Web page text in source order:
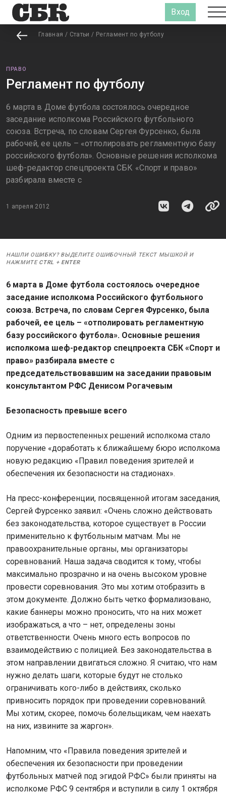
Вход
Главная / Статьи / Регламент по футболу
ПРАВО
Регламент по футболу
6 марта в Доме футбола состоялось очередное
заседание исполкома Российского футбольного
союза. Встреча, по словам Сергея Фурсенко, была
рабочей, ее цель – «отполировать регламентную базу
российского футбола». Основные решения исполкома
шеф-редактор спецпроекта СБК «Спорт и право»
разбирала вместе с
1 апреля 2012
НАШЛИ ОШИБКУ? ВЫДЕЛИТЕ ОШИБОЧНЫЙ ТЕКСТ МЫШКОЙ И
НАЖМИТЕ CTRL + ENTER
6 марта в Доме футбола состоялось очередное
заседание исполкома Российского футбольного
союза. Встреча, по словам Сергея Фурсенко, была
рабочей, ее цель – «отполировать регламентную
базу российского футбола». Основные решения
исполкома шеф-редактор спецпроекта СБК «Спорт и
право» разбирала вместе с
председательствовавшим на заседании правовым
консультантом РФС Денисом Рогачевым
Безопасность превыше всего
Одним из первостепенных решений исполкома стало
поручение «доработать к ближайшему бюро исполкома
новую редакцию «Правил поведения зрителей и
обеспечения их безопасности на стадионах».
На пресс-конференции, посвященной итогам заседания,
Сергей Фурсенко заявил: «Очень сложно действовать
без законодательства, которое существует в России
применительно к футбольным матчам. Мы не
правоохранительные органы, мы организаторы
соревнований. Наша задача сводится к тому, чтобы
максимально прозрачно и на очень высоком уровне
провести соревнования. Это мы хотим отобразить в
этом документе. Должно быть четко формализовано,
какие баннеры можно проносить, что на них может
изображаться, а что – нет, определены зоны
ответственности. Очень много есть вопросов по
взаимодействию с полицией. Без законодательства в
этом направлении двигаться сложно. Я считаю, что нам
нужно делать шаги, которые будут не столько
ограничивать кого-либо в действиях, сколько
привносить порядок при проведении соревнований.
Мы хотим, скорее, помочь болельщикам, чем наехать
на них, извините за жаргон».
Напомним, что «Правила поведения зрителей и
обеспечения их безопасности при проведении
футбольных матчей под эгидой РФС» были приняты на
исполкоме РФС 9 сентября и вступили в силу 1 октября